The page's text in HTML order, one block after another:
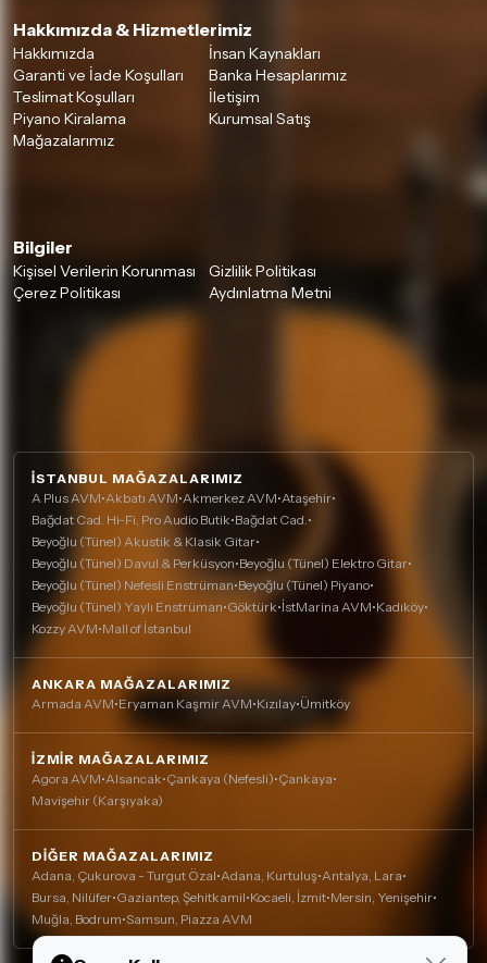
Hakkımızda & Hizmetlerimiz
Hakkımızda
İnsan Kaynakları
Garanti ve İade Koşulları
Banka Hesaplarımız
Teslimat Koşulları
İletişim
Piyano Kiralama
Kurumsal Satış
Mağazalarımız
Bilgiler
Kişisel Verilerin Korunması
Gizlilik Politikası
Çerez Politikası
Aydınlatma Metni
İSTANBUL MAĞAZALARIMIZ
A Plus AVM•Akbatı AVM•Akmerkez AVM•Ataşehir•
Bağdat Cad. Hi-Fi, Pro Audio Butik•Bağdat Cad.•
Beyoğlu (Tünel) Akustik & Klasik Gitar•
Beyoğlu (Tünel) Davul & Perküsyon•Beyoğlu (Tünel) Elektro Gitar•
Beyoğlu (Tünel) Nefesli Enstrüman•Beyoğlu (Tünel) Piyano•
Beyoğlu (Tünel) Yaylı Enstrüman•Göktürk•İstMarina AVM•Kadıköy•
Kozzy AVM•Mall of İstanbul
ANKARA MAĞAZALARIMIZ
Armada AVM•Eryaman Kaşmir AVM•Kızılay•Ümitköy
İZMIR MAĞAZALARIMIZ
Agora AVM•Alsancak•Çankaya (Nefesli)•Çankaya•
Mavişehir (Karşıyaka)
DIĞER MAĞAZALARIMIZ
Adana, Çukurova - Turgut Özal•Adana, Kurtuluş•Antalya, Lara•
Bursa, Nilüfer•Gaziantep, Şehitkamil•Kocaeli, İzmit•Mersin, Yenişehir•
Muğla, Bodrum•Samsun, Piazza AVM